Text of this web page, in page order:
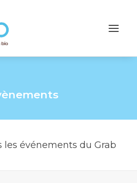
les événements du Grab